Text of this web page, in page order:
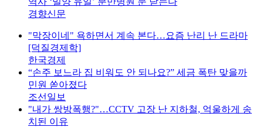
경향신문
"막장이네" 욕하면서 계속 본다…요즘 난리 난 드라마
[덕질경제학]
한국경제
“손주 보느라 집 비워도 안 되나요?” 세금 폭탄 맞을까
민원 쏟아졌다
조선일보
"내가 쌍방폭행?"…CCTV 고장 난 지하철, 억울하게 송
치된 이유